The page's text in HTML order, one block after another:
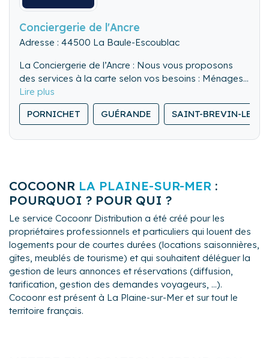
Conciergerie de l'Ancre
Adresse : 44500 La Baule-Escoublac
La Conciergerie de l’Ancre : Nous vous proposons
des services à la carte selon vos besoins : Ménages,
Check-In & Check-Out et nettoyage de linge,
aération/rafraîchissement des logements, réception
des courriers…
PORNICHET GUÉRANDE SAINT-BREVIN-LES-
COCOONR LA PLAINE-SUR-MER :
POURQUOI ? POUR QUI ?
Le service Cocoonr Distribution a été créé pour les
propriétaires professionnels et particuliers qui louent des
logements pour de courtes durées (locations saisonnières,
gîtes, meublés de tourisme) et qui souhaitent déléguer la
gestion de leurs annonces et réservations (diffusion,
tarification, gestion des demandes voyageurs, ...).
Cocoonr est présent à La Plaine-sur-Mer et sur tout le
territoire français.